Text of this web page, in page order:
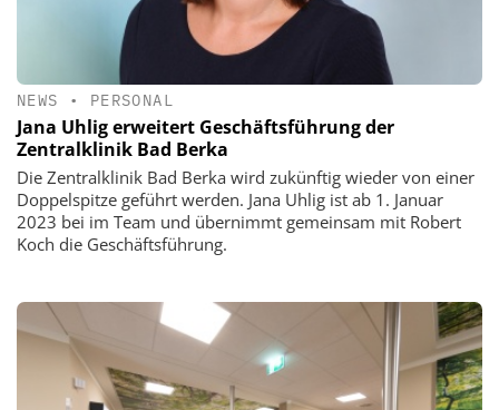
NEWS • PERSONAL
Jana Uhlig erweitert Geschäftsführung der
Zentralklinik Bad Berka
Die Zentralklinik Bad Berka wird zukünftig wieder von einer
Doppelspitze geführt werden. Jana Uhlig ist ab 1. Januar
2023 bei im Team und übernimmt gemeinsam mit Robert
Koch die Geschäftsführung.